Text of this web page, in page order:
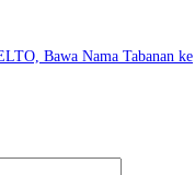
Bawa Nama Tabanan ke